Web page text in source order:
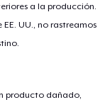
a la producción.
UU., no rastreamos
producto dañado,